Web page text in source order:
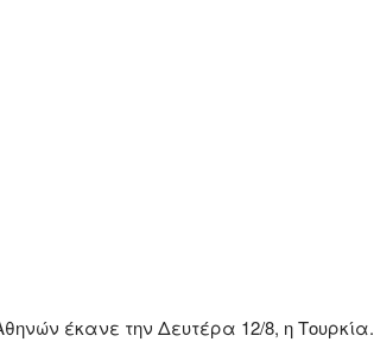
έκανε την Δευτέρα 12/8, η Τουρκία.